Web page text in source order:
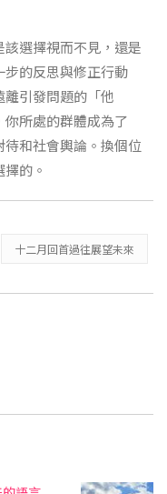
選擇視而不見，還是
的反思與修正行動
引發問題的「他
所處的群體成為了
待和社會輿論。換個位
的。
十二月回首過往展望未來